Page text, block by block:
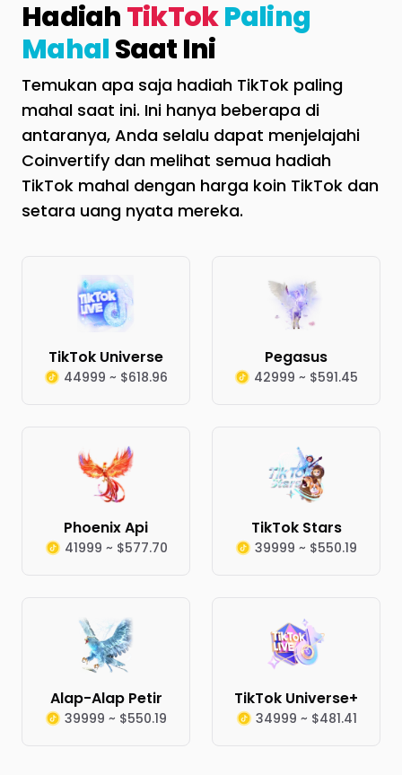
HadiahTikTokPaling
MahalSaat Ini
Temukan apa saja hadiah TikTok paling
mahal saat ini. Ini hanya beberapa di
antaranya, Anda selalu dapat menjelajahi
Coinvertify dan melihat semua hadiah
TikTok mahal dengan harga koin TikTok dan
setara uang nyata mereka.
TikTok Universe
44999 ~ $618.96
Pegasus
42999 ~ $591.45
Phoenix Api
41999 ~ $577.70
TikTok Stars
39999 ~ $550.19
Alap-Alap Petir
39999 ~ $550.19
TikTok Universe+
34999 ~ $481.41